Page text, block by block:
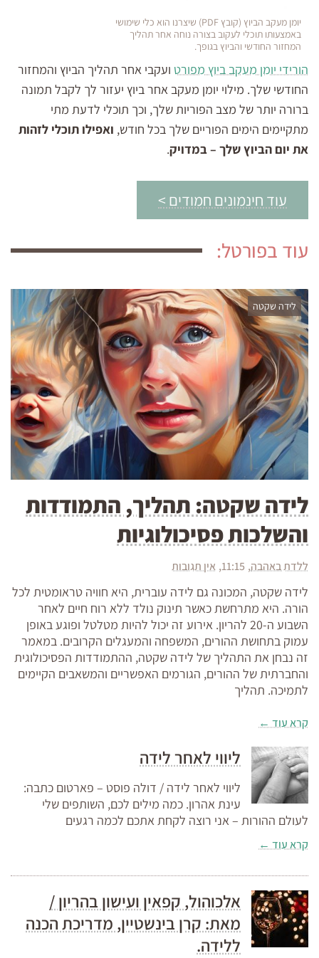
יומן מעקב הביוץ (קובץ PDF) שיצרנו הוא כלי שימושי
באמצעותו תוכלי לעקוב בצורה נוחה אחר תהליך
המחזור החודשי והביוץ בגופך.
הורידי יומן מעקב ביוץ מפורט ועקבי אחר תהליך הביוץ והמחזור
החודשי שלך. מילוי יומן מעקב אחר ביוץ יעזור לך לקבל תמונה
ברורה יותר של מצב הפוריות שלך, וכך תוכלי לדעת מתי
מתקיימים הימים הפוריים שלך בכל חודש, ואפילו תוכלי לזהות
את יום הביוץ שלך – במדויק.
עוד חינמונים חמודים >
עוד בפורטל:
לידה שקטה
לידה שקטה: תהליך, התמודדות
והשלכות פסיכולוגיות
ללדת באהבה 11:15 אין תגובות
לידה שקטה, המכונה גם לידה עוברית, היא חוויה טראומטית לכל
הורה. היא מתרחשת כאשר תינוק נולד ללא רוח חיים לאחר
השבוע ה-20 להריון. אירוע זה יכול להיות מטלטל ופוגע באופן
עמוק בתחושת ההורים, המשפחה והמעגלים הקרובים. במאמר
זה נבחן את התהליך של לידה שקטה, ההתמודדות הפסיכולוגית
והחברתית של ההורים, הגורמים האפשריים והמשאבים הקיימים
לתמיכה. תהליך
קרא עוד ←
ליווי לאחר לידה
ליווי לאחר לידה / דולה פוסט – פארטום כתבה:
עינת אהרון. כמה מילים לכם, השותפים שלי
לעולם ההורות – אני רוצה לקחת אתכם לכמה רגעים
קרא עוד ←
אלכוהול, קפאין ועישון בהריון /
מאת: קרן בינשטיין, מדריכת הכנה
ללידה.